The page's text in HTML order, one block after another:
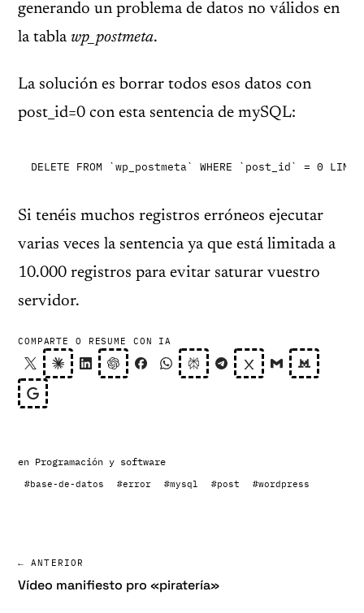
generando un problema de datos no válidos en
la tabla wp_postmeta.
La solución es borrar todos esos datos con
post_id=0 con esta sentencia de mySQL:
DELETE FROM `wp_postmeta` WHERE `post_id` = 0
Si tenéis muchos registros erróneos ejecutar
varias veces la sentencia ya que está limitada a
10.000 registros para evitar saturar vuestro
servidor.
COMPARTE O RESUME CON IA
en Programación y software
#base-de-datos #error #mysql #post #wordpress
← ANTERIOR
Vídeo manifiesto pro «piratería»